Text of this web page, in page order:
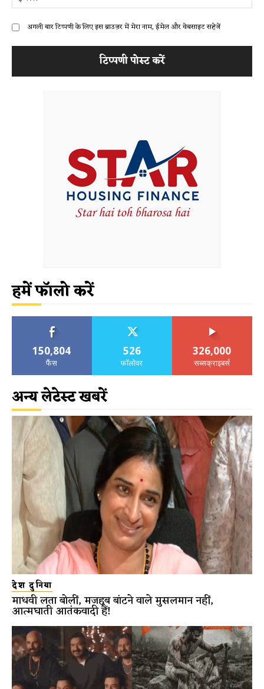
अगली बार टिप्पणी के लिए इस ब्राउज़र में मेरा नाम, ईमेल और वेबसाइट सहेजें
हमें फॉलो करें
150,804
फैंस
526
फॉलोवर
326,000
सब्सक्राइबर्स
अन्य लेटेस्ट खबरें
देश दुनिया
माधवी लता बोलीं, मजहब बांटने वाले मुसलमान नहीं,
आत्मघाती आतंकवादी हैं!